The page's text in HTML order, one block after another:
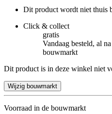
Dit product wordt niet thuis
Click & collect
gratis
Vandaag besteld, al
bouwmarkt
Dit product is in deze winkel niet
Wijzig bouwmarkt
Voorraad in de bouwmarkt